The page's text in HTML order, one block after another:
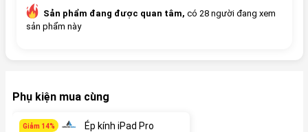
Sản phẩm đang được quan tâm, có 28 người đang xem
sản phẩm này
Phụ kiện mua cùng
Giảm 14%
Ép kính iPad Pro